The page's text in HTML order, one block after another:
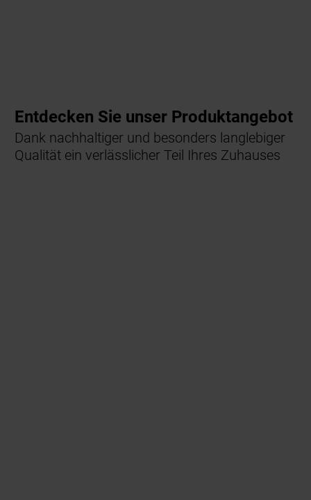
Entdecken Sie unser Produktangebot
Dank nachhaltiger und besonders langlebiger
Qualität ein verlässlicher Teil Ihres Zuhauses